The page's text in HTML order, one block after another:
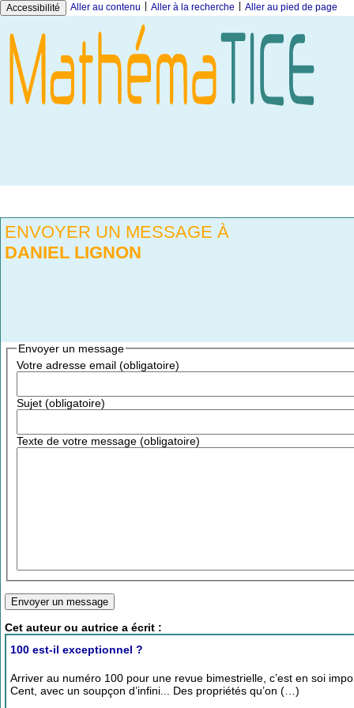
Accessibilité Aller au contenu Aller à la recherche Aller au pied de page
ENVOYER UN MESSAGE À
DANIEL LIGNON
Envoyer un message
Votre adresse email (obligatoire)
Sujet (obligatoire)
Texte de votre message (obligatoire)
Cet auteur ou autrice a écrit :
100 est-il exceptionnel ?
Arriver au numéro 100 pour une revue bimestrielle, c’est en soi
Cent, avec un soupçon d’infini... Des propriétés qu’on (…)